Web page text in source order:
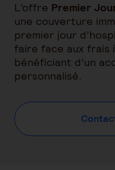
L’offre Premier
une couverture
premier jour
faire face aux frais
bénéficiant d’un
personnalisé.